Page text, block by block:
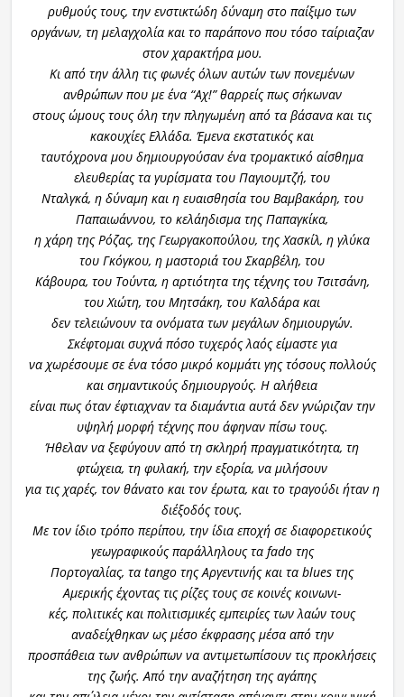
ρυθμούς τους, την ενστικτώδη δύναμη στο παίξιμο των
οργάνων, τη μελαγχολία και το παράπονο που τόσο ταίριαζαν
στον χαρακτήρα μου.
Κι από την άλλη τις φωνές όλων αυτών των πονεμένων
ανθρώπων που με ένα “Αχ!” θαρρείς πως σήκωναν
στους ώμους τους όλη την πληγωμένη από τα βάσανα και τις
κακουχίες Ελλάδα. Έμενα εκστατικός και
ταυτόχρονα μου δημιουργούσαν ένα τρομακτικό αίσθημα
ελευθερίας τα γυρίσματα του Παγιουμτζή, του
Νταλγκά, η δύναμη και η ευαισθησία του Βαμβακάρη, του
Παπαιωάννου, το κελάηδισμα της Παπαγκίκα,
η χάρη της Ρόζας, της Γεωργακοπούλου, της Χασκίλ, η γλύκα
του Γκόγκου, η μαστοριά του Σκαρβέλη, του
Κάβουρα, του Τούντα, η αρτιότητα της τέχνης του Τσιτσάνη,
του Χιώτη, του Μητσάκη, του Καλδάρα και
δεν τελειώνουν τα ονόματα των μεγάλων δημιουργών.
Σκέφτομαι συχνά πόσο τυχερός λαός είμαστε για
να χωρέσουμε σε ένα τόσο μικρό κομμάτι γης τόσους πολλούς
και σημαντικούς δημιουργούς. Η αλήθεια
είναι πως όταν έφτιαχναν τα διαμάντια αυτά δεν γνώριζαν την
υψηλή μορφή τέχνης που άφηναν πίσω τους.
Ήθελαν να ξεφύγουν από τη σκληρή πραγματικότητα, τη
φτώχεια, τη φυλακή, την εξορία, να μιλήσουν
για τις χαρές, τον θάνατο και τον έρωτα, και το τραγούδι ήταν η
διέξοδός τους.
Με τον ίδιο τρόπο περίπου, την ίδια εποχή σε διαφορετικούς
γεωγραφικούς παράλληλους τα fado της
Πορτογαλίας, τα tango της Αργεντινής και τα blues της
Αμερικής έχοντας τις ρίζες τους σε κοινές κοινωνι-
κές, πολιτικές και πολιτισμικές εμπειρίες των λαών τους
αναδείχθηκαν ως μέσο έκφρασης μέσα από την
προσπάθεια των ανθρώπων να αντιμετωπίσουν τις προκλήσεις
της ζωής. Από την αναζήτηση της αγάπης